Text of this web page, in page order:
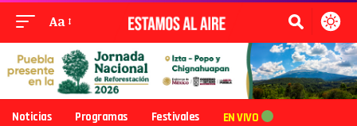
Aa
Noticias Programas Festivales EN VIVO